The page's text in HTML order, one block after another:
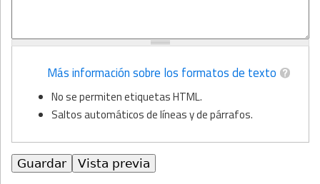
Más información sobre los formatos de texto
No se permiten etiquetas HTML.
Saltos automáticos de líneas y de párrafos.